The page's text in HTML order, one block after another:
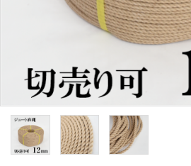
お問い合わせ
送料について
よくあるご質問
プライバシーポリシー